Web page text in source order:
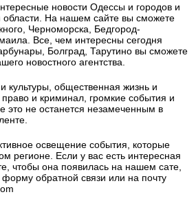
новости Одессы и городов и
области. На нашем сайте вы сможете
Черноморска, Бедгород-
Все, чем интересны сегодня
Болград, Тарутино вы сможете
новостного агентства.
культуры, общественная жизнь и
и криминал, громкие события и
это не останется незамеченным в
освещение события, которые
регионе. Если у вас есть интересная
чтобы она появилась на нашем сате,
обратной связи или на почту